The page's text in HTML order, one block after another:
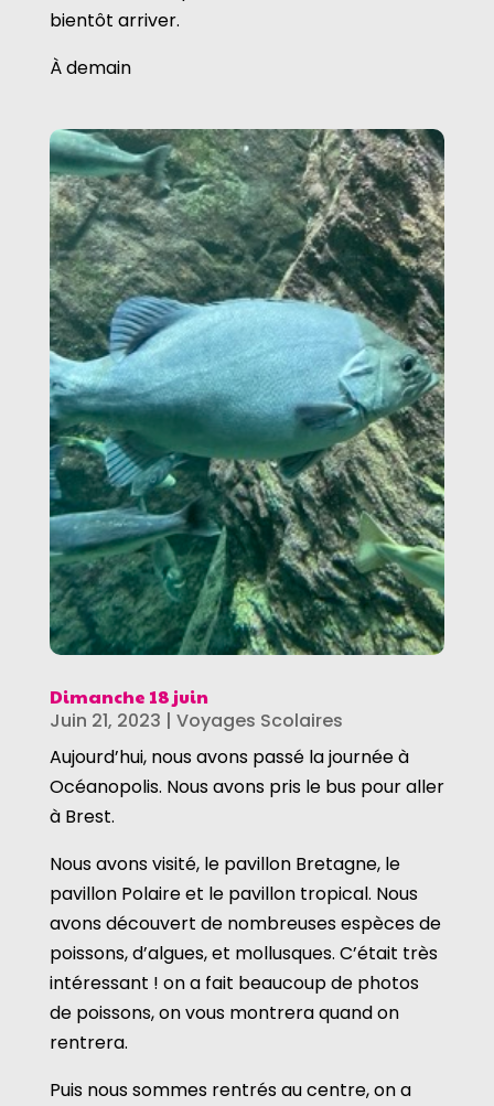
bientôt arriver.
À demain
Dimanche 18 juin
Juin 21, 2023 | Voyages Scolaires
Aujourd’hui, nous avons passé la journée à
Océanopolis. Nous avons pris le bus pour aller
à Brest.
Nous avons visité, le pavillon Bretagne, le
pavillon Polaire et le pavillon tropical. Nous
avons découvert de nombreuses espèces de
poissons, d’algues, et mollusques. C’était très
intéressant ! on a fait beaucoup de photos
de poissons, on vous montrera quand on
rentrera.
Puis nous sommes rentrés au centre, on a